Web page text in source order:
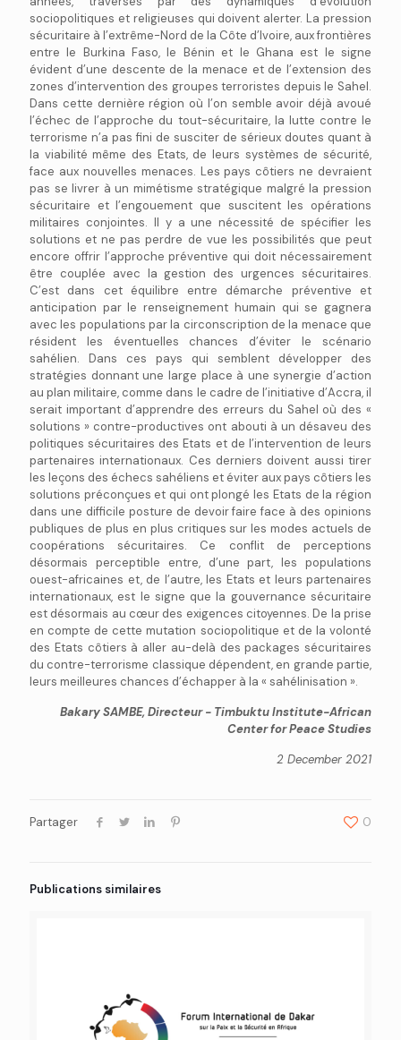
sociopolitiques et religieuses qui doivent alerter. La pression
sécuritaire à l’extrême-Nord de la Côte d’Ivoire, aux frontières
entre le Burkina Faso, le Bénin et le Ghana est le signe
évident d’une descente de la menace et de l’extension des
zones d’intervention des groupes terroristes depuis le Sahel.
Dans cette dernière région où l’on semble avoir déjà avoué
l’échec de l’approche du tout-sécuritaire, la lutte contre le
terrorisme n’a pas fini de susciter de sérieux doutes quant à
la viabilité même des Etats, de leurs systèmes de sécurité,
face aux nouvelles menaces. Les pays côtiers ne devraient
pas se livrer à un mimétisme stratégique malgré la pression
sécuritaire et l’engouement que suscitent les opérations
militaires conjointes. Il y a une nécessité de spécifier les
solutions et ne pas perdre de vue les possibilités que peut
encore offrir l’approche préventive qui doit nécessairement
être couplée avec la gestion des urgences sécuritaires.
C’est dans cet équilibre entre démarche préventive et
anticipation par le renseignement humain qui se gagnera
avec les populations par la circonscription de la menace que
résident les éventuelles chances d’éviter le scénario
sahélien. Dans ces pays qui semblent développer des
stratégies donnant une large place à une synergie d’action
au plan militaire, comme dans le cadre de l’initiative d’Accra, il
serait important d’apprendre des erreurs du Sahel où des «
solutions » contre-productives ont abouti à un désaveu des
politiques sécuritaires des Etats et de l’intervention de leurs
partenaires internationaux. Ces derniers doivent aussi tirer
les leçons des échecs sahéliens et éviter aux pays côtiers les
solutions préconçues et qui ont plongé les Etats de la région
dans une difficile posture de devoir faire face à des opinions
publiques de plus en plus critiques sur les modes actuels de
coopérations sécuritaires. Ce conflit de perceptions
désormais perceptible entre, d’une part, les populations
ouest-africaines et, de l’autre, les Etats et leurs partenaires
internationaux, est le signe que la gouvernance sécuritaire
est désormais au cœur des exigences citoyennes. De la prise
en compte de cette mutation sociopolitique et de la volonté
des Etats côtiers à aller au-delà des packages sécuritaires
du contre-terrorisme classique dépendent, en grande partie,
leurs meilleures chances d’échapper à la « sahélinisation ».
Bakary SAMBE, Directeur - Timbuktu Institute-African
Center for Peace Studies
2 December 2021
Partager 0
Publications similaires